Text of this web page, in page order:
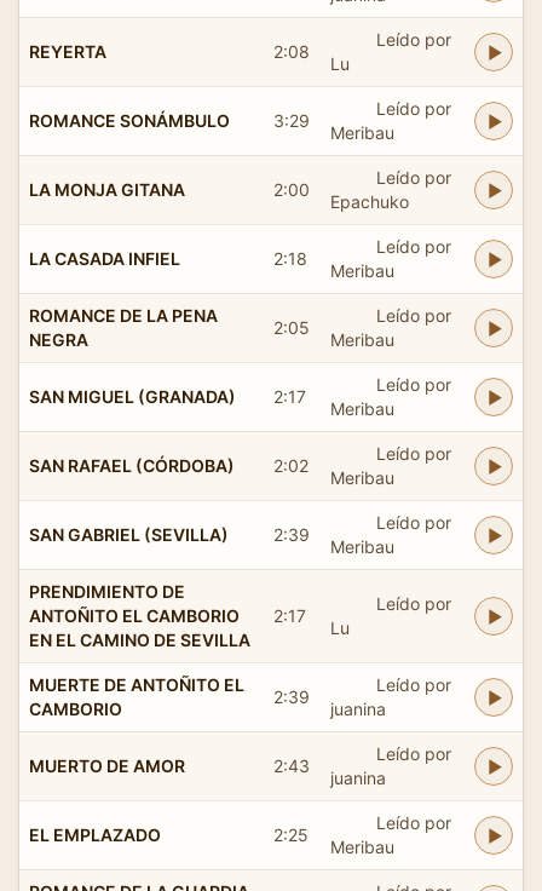
REYERTA 2:08
Leído por
Lu
ROMANCE SONÁMBULO 3:29
Leído por
Meribau
LA MONJA GITANA 2:00
Leído por
Epachuko
LA CASADA INFIEL 2:18
Leído por
Meribau
ROMANCE DE LA PENA
NEGRA
2:05
Leído por
Meribau
SAN MIGUEL (GRANADA) 2:17
Leído por
Meribau
SAN RAFAEL (CÓRDOBA) 2:02
Leído por
Meribau
SAN GABRIEL (SEVILLA) 2:39
Leído por
Meribau
PRENDIMIENTO DE
ANTOÑITO EL CAMBORIO
EN EL CAMINO DE SEVILLA
2:17
Leído por
Lu
MUERTE DE ANTOÑITO EL
CAMBORIO
2:39
Leído por
juanina
MUERTO DE AMOR 2:43
Leído por
juanina
EL EMPLAZADO 2:25
Leído por
Meribau